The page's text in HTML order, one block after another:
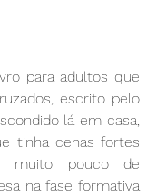
para adultos que
escrito pelo
lá em casa,
tinha cenas fortes
pouco de
na fase formativa